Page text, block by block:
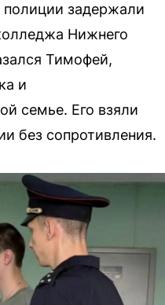
задержали
Нижнего
Тимофей,
и
семье. Его взяли
без сопротивления.